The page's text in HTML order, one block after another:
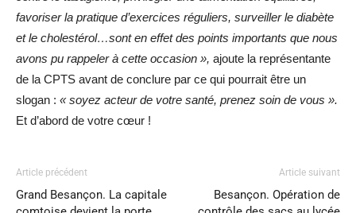
favoriser la pratique d’exercices réguliers, surveiller le diabète
et le cholestérol…sont en effet des points importants que nous
avons pu rappeler à cette occasion », ajoute la représentante
de la CPTS avant de conclure par ce qui pourrait être un
slogan : « soyez acteur de votre santé, prenez soin de vous ».
Et d’abord de votre cœur !
Article précédent
Grand Besançon. La capitale
Article suivant
Besançon. Opération de